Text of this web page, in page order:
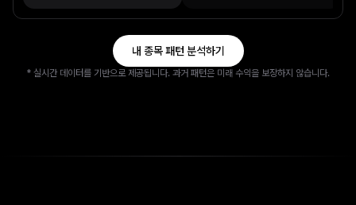
내 종목 패턴 분석하기
* 실시간 데이터를 기반으로 제공됩니다. 과거 패턴은 미래 수익을 보장하지 않습니다.